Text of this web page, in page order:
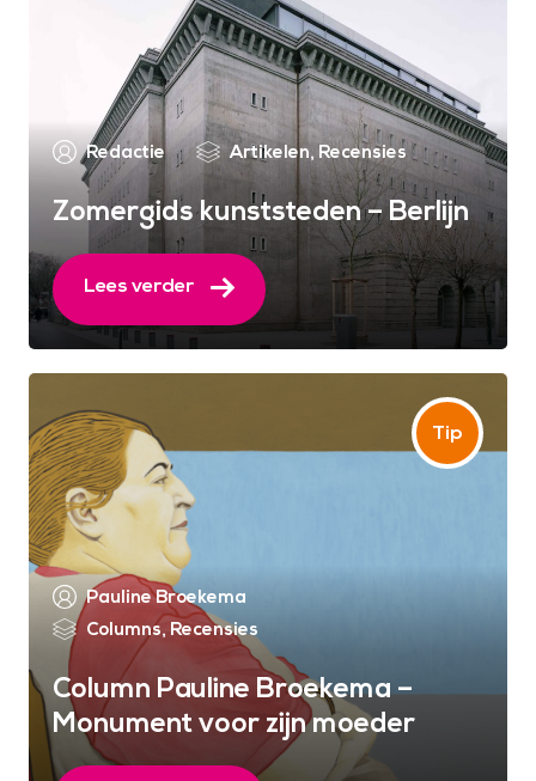
Redactie Artikelen, Recensies
Zomergids kunststeden – Berlijn
Lees verder
Pauline Broekema
Columns, Recensies
Column Pauline Broekema –
Monument voor zijn moeder